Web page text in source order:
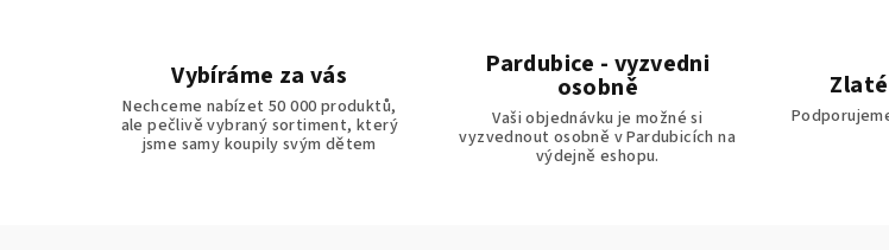
Vybíráme za vás
Nechceme nabízet 50 000 produktů,
ale pečlivě vybraný sortiment, který
jsme samy koupily svým dětem
Pardubice - vyzvedni
osobně
Vaši objednávku je možné si
vyzvednout osobně v Pardubicích na
výdejně eshopu.